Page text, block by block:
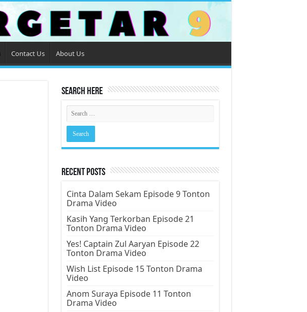
Contact Us About Us
Search Here
Recent Posts
Cinta Dalam Sekam Episode 9 Tonton
Drama Video
Kasih Yang Terkorban Episode 21
Tonton Drama Video
Yes! Captain Zul Aaryan Episode 22
Tonton Drama Video
Wish List Episode 15 Tonton Drama
Video
Anom Suraya Episode 11 Tonton
Drama Video